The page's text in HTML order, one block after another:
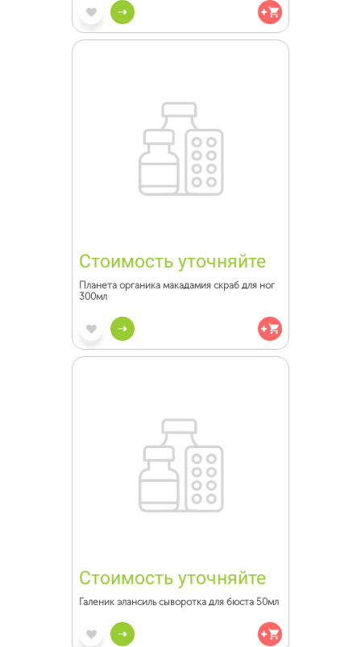
Стоимость уточняйте
Планета органика макадамия скраб для ног
300мл
Стоимость уточняйте
Галеник элансиль сыворотка для бюста 50мл